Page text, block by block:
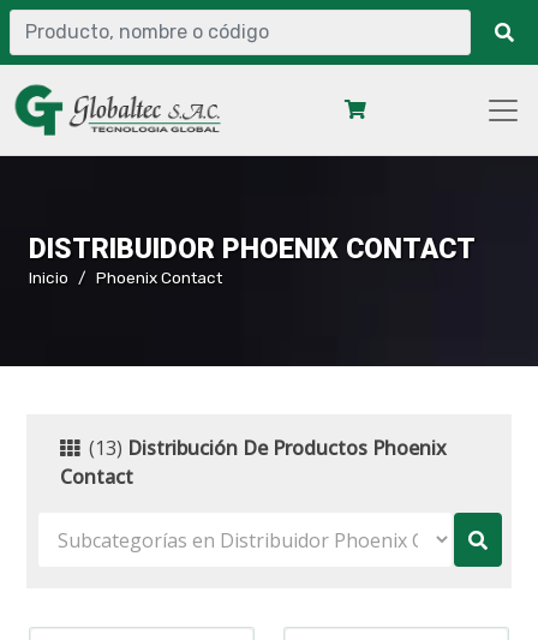
DISTRIBUIDOR PHOENIX CONTACT
Inicio Phoenix Contact
(13) Distribución De Productos Phoenix
Contact